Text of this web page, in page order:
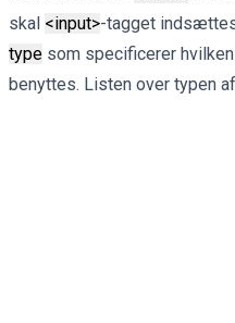
skal <input>-tagget
type som specificerer
benyttes. Listen over typen